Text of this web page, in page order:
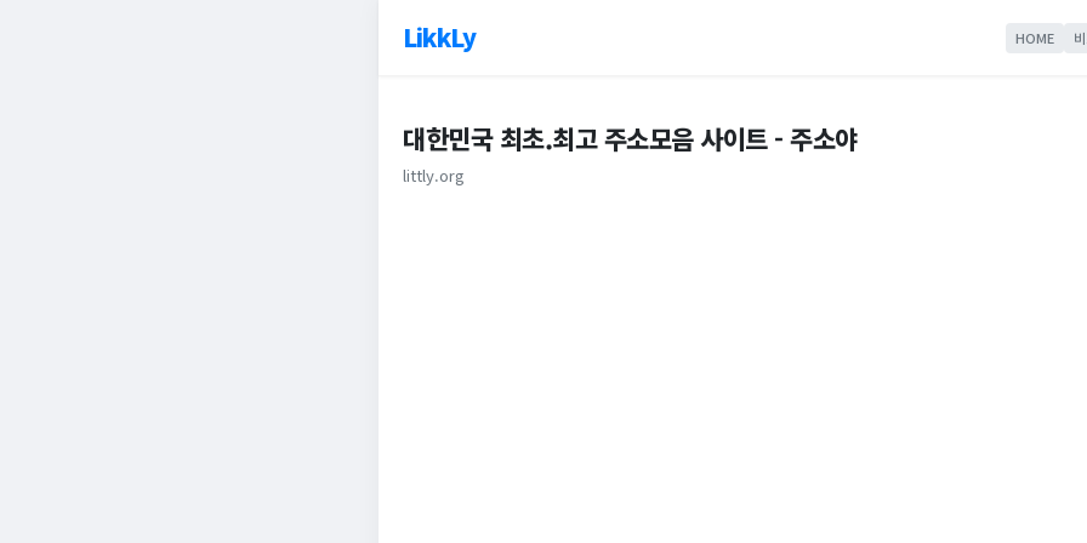
LikkLy HOME
대한민국 최초.최고 주소모음 사이트 - 주소야
littly.org